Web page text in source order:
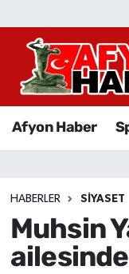
Afyon Haber
HABERLER SIYASET
Muhsin
Afyon Haber
Sağlık
Eğitim